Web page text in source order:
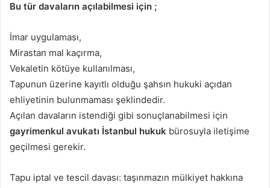
Bu tür davaların açılabilmesi için ;
İmar uygulaması,
Mirastan mal kaçırma,
Vekaletin kötüye kullanılması,
Tapunun üzerine kayıtlı olduğu şahsın hukuki açıdan
ehliyetinin bulunmaması şeklindedir.
Açılan davaların istendiği gibi sonuçlanabilmesi için
gayrimenkul avukatı İstanbul hukuk bürosuyla iletişime
geçilmesi gerekir.
Tapu iptal ve tescil davası: taşınmazın mülkiyet hakkına